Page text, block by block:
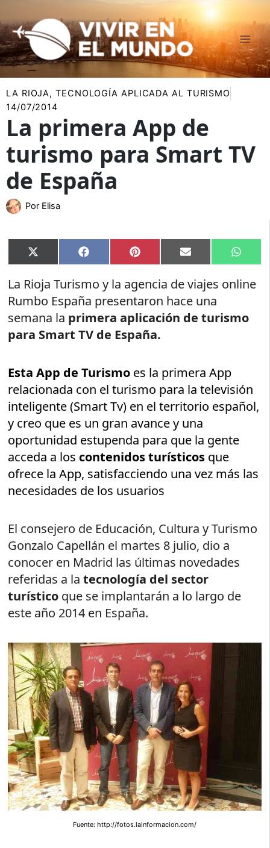
al
contenido
LA RIOJA,TECNOLOGÍA APLICADA AL TURISMO
14/07/2014
La primera App de
turismo para Smart TV
de España
Por Elisa
Compartir
en
X
(Twitter)
Compartir
en
Facebook Compartir
en
Pinterest Compartir
en
Email
en
La Rioja Turismo y la agencia de viajes online
Rumbo España presentaron hace una
semana la primera aplicación de turismo
para Smart TV de España.
Esta App de Turismo es la primera App
relacionada con el turismo para la televisión
inteligente (Smart Tv) en el territorio español,
y creo que es un gran avance y una
oportunidad estupenda para que la gente
acceda a los contenidos turísticos que
ofrece la App, satisfacciendo una vez más las
necesidades de los usuarios
El consejero de Educación, Cultura y Turismo
Gonzalo Capellán el martes 8 julio, dio a
conocer en Madrid las últimas novedades
referidas a la tecnología del sector
turístico que se implantarán a lo largo de
este año 2014 en España.
Fuente: http://fotos.lainformacion.com/